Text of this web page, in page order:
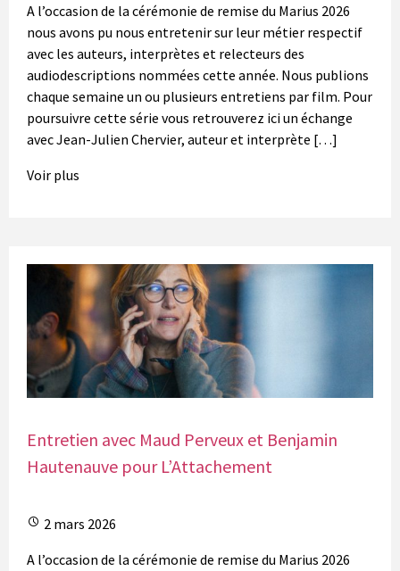
A l’occasion de la cérémonie de remise du Marius 2026
nous avons pu nous entretenir sur leur métier respectif
avec les auteurs, interprètes et relecteurs des
audiodescriptions nommées cette année. Nous publions
chaque semaine un ou plusieurs entretiens par film. Pour
poursuivre cette série vous retrouverez ici un échange
avec Jean-Julien Chervier, auteur et interprète […]
Voir plus
Entretien avec Maud Perveux et Benjamin
Hautenauve pour L’Attachement
2 mars 2026
A l’occasion de la cérémonie de remise du Marius 2026